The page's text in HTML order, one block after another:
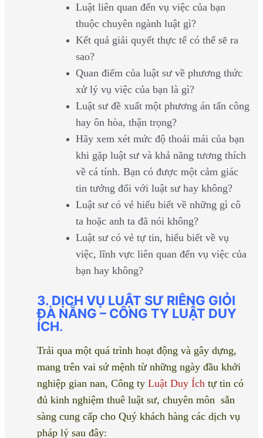
Luật liên quan đến vụ việc của bạn
thuộc chuyên ngành luật gì?
Kết quả giải quyết thực tế có thể sẽ ra
sao?
Quan điểm của luật sư về phương thức
xử lý vụ việc của bạn là gì?
Luật sư đề xuất một phương án tấn công
hay ôn hòa, thận trọng?
Hãy xem xét mức độ thoải mái của bạn
khi gặp luật sư và khả năng tương thích
về cá tính. Bạn có được một cảm giác
tin tưởng đối với luật sư hay không?
Luật sư có vẻ hiểu biết về những gì cô
ta hoặc anh ta đã nói không?
Luật sư có vẻ tự tin, hiểu biết về vụ
việc, lĩnh vực liên quan đến vụ việc của
bạn hay không?
3. DỊCH VỤ LUẬT SƯ RIÊNG GIỎI
ĐÀ NẴNG – CÔNG TY LUẬT DUY
ÍCH.
Trải qua một quá trình hoạt động và gây dựng,
mang trên vai sứ mệnh từ những ngày đầu khởi
nghiệp gian nan, Công ty Luật Duy Íchtự tin có
đủ kinh nghiệm thuê luật sư, chuyên môn sẵn
sàng cung cấp cho Quý khách hàng các dịch vụ
pháp lý sau đây: